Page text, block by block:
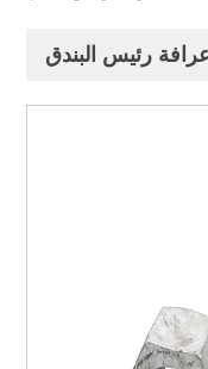
رئيس البندق